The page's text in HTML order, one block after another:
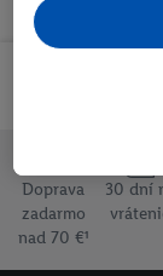
Doprava
zadarmo
nad 70 €¹
30 dní
personalizovanú
ste účastníkom
aj údaje z vášho
následne si
tiež vytvoriť
ktorú tam